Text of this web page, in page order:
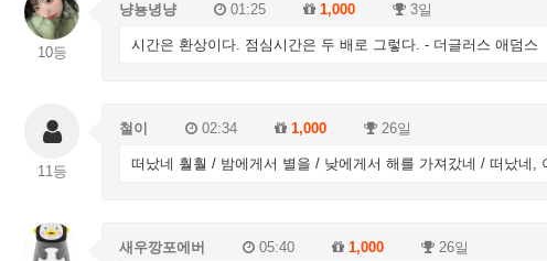
10등
냥뇽녕냥 01:25 1,000 3일
시간은 환상이다. 점심시간은 두 배로 그렇다. - 더글러스 애덤스
11등
철이 02:34 1,000 26일
떠났네 훨훨 / 밤에게서 별을 / 낮에게서 해를 가져갔네 / 떠났네,
새우깡포에버 05:40 1,000 26일